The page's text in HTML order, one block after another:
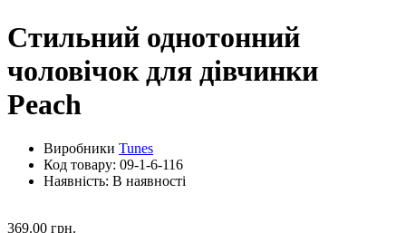
Стильний однотонний
чоловічок для дівчинки
Peach
Виробники Tunes
Код товару: 09-1-6-116
Наявність: В наявності
369.00 грн.